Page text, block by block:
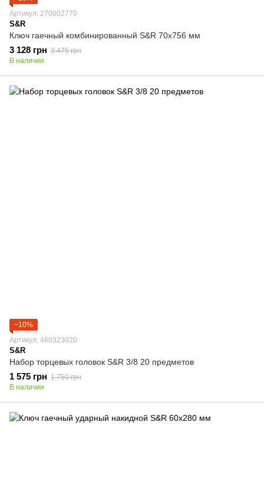
Артикул: 270002770
S&R
Ключ гаечный комбинированный S&R 70х756 мм
3 128 грн 3 475 грн
В наличии
−10%
Артикул: 460323020
S&R
Набор торцевых головок S&R 3/8 20 предметов
1 575 грн 1 750 грн
В наличии